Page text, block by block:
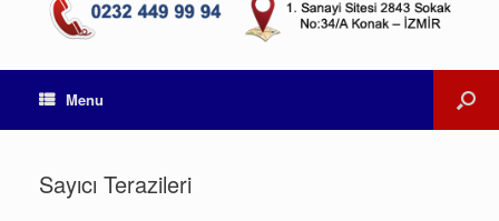
Menu
Sayıcı Terazileri